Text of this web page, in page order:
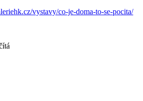
vystavy/co-je-doma-to-se-pocita/